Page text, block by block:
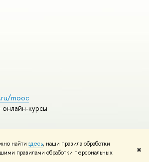
найти здесь, наши правила обработки
правилами обработки персональных
✖
mooc
курсы
Редактору